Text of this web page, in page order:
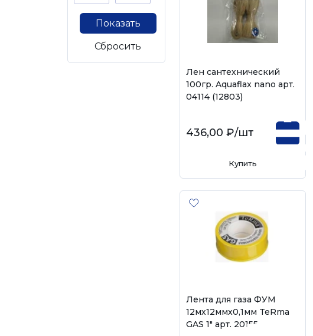
Показать
Сбросить
Лен сантехнический
100гр. Aquaflax nano арт.
04114 (12803)
436,00 ₽/шт
Купить
Лента для газа ФУМ
12мх12ммх0,1мм TeRma
GAS 1" арт. 20155